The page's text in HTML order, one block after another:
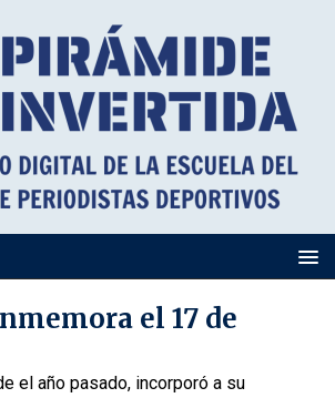
el 17 de
el año pasado, incorporó a su